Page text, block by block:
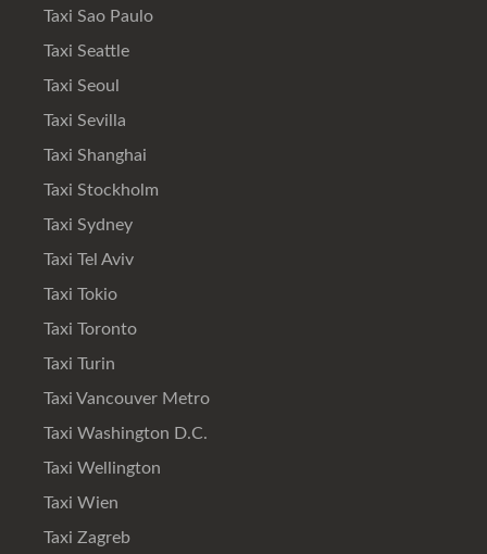
Taxi Sao Paulo
Taxi Seattle
Taxi Seoul
Taxi Sevilla
Taxi Shanghai
Taxi Stockholm
Taxi Sydney
Taxi Tel Aviv
Taxi Tokio
Taxi Toronto
Taxi Turin
Taxi Vancouver Metro
Taxi Washington D.C.
Taxi Wellington
Taxi Wien
Taxi Zagreb